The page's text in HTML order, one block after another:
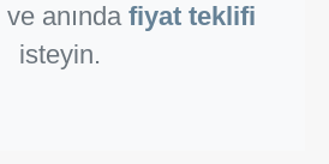
ve anında fiyat teklifi
isteyin.